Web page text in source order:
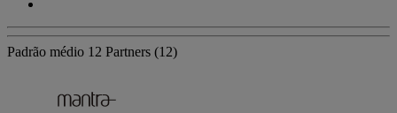
Padrão médio 12 Partners (12)